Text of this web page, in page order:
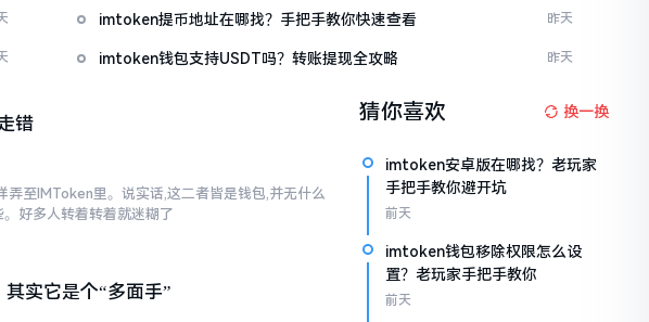
imtoken提币地址在哪找？手把手教你快速查看 昨天
imtoken钱包支持USDT吗？转账提现全攻略 昨天
错
至IMToken里。说实话,这二者皆是钱包,并无什么
好多人转着转着就迷糊了
实它是个“多面手”
猜你喜欢 换一换
imtoken安卓版在哪找？老玩家
手把手教你避开坑
前天
imtoken钱包移除权限怎么设
置？老玩家手把手教你
前天